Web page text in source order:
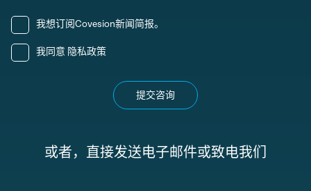
我想订阅Covesion新闻简报。
我同意 隐私政策
提交咨询
或者，直接发送电子邮件或致电我们